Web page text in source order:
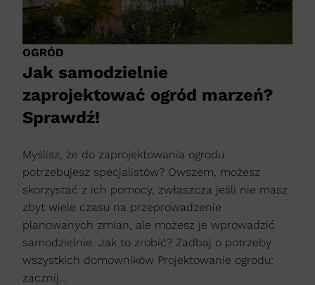
OGRÓD
Jak samodzielnie
zaprojektować ogród marzeń?
Sprawdź!
Myślisz, że do zaprojektowania ogrodu
potrzebujesz specjalistów? Owszem, możesz
skorzystać z ich pomocy, zwłaszcza jeśli nie masz
zbyt wiele czasu na przeprowadzenie
planowanych zmian, ale możesz je wprowadzić
samodzielnie. Jak to zrobić? Zadbaj o potrzeby
wszystkich domowników Projektowanie ogrodu:
zacznij...